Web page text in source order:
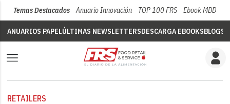
Temas Destacados Anuario Innovación TOP 100 FRS Ebook MDD
ANUARIOS PAPELÚLTIMAS NEWSLETTERSDESCARGA EBOOKSBLOGS
RETAILERS